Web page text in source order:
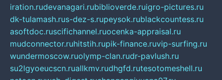
iration.rudevanagari.rubiblioverde.ruigro-pictures.ru
dk-tulamash.rus-dez-s.rupeysok.rublackcountess.ru
asoftdoc.ruscifichannel.ruocenka-appraisal.ru
mudconnector.ruhitstih.rupik-finance.ruvip-surfing.ru
wundermoscow.ruolymp-clan.rudr-pavlush.ru
su2lgyoeucscn.ruallkmv.rudhgfd.rutesotomeshell.ru